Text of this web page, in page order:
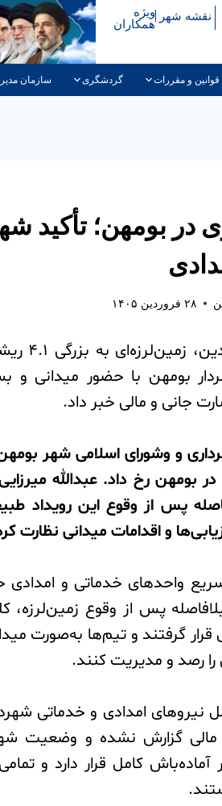
نقشه شهر ویژه
همکاران
قوانین و مقررات گردشگری سازمان
ریشتری در بومهن؛
۲۸ فروردین ۱۴۰۵
بومهن با حضور میدانی و
جانی و مالی خبر داد.
زمین در بومهن رخ داد. عبدالله
پس از وقوع این رویداد
و اقدامات میدانی نظارت
سریع واحدهای خدماتی و
پس از وقوع زمین‌لرزه،
قرار گرفتند و تیم‌ها به‌صورت
را رصد و مدیریت کنند.
نیروهای امدادی و خدماتی
مالی گزارش نشده و وضعیت
کامل قرار دارد و